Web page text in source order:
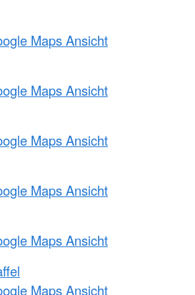
Maps Ansicht
Maps Ansicht
Maps Ansicht
Maps Ansicht
Maps Ansicht
Maps Ansicht